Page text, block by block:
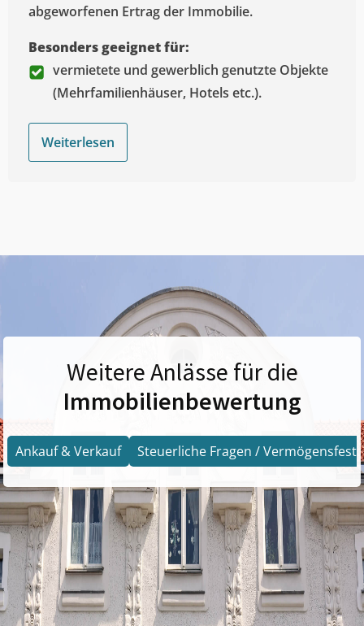
abgeworfenen Ertrag der Immobilie.
Besonders geeignet für:
vermietete und gewerblich genutzte Objekte
(Mehrfamilienhäuser, Hotels etc.).
Weiterlesen
Weitere Anlässe für die
Immobilienbewertung
Ankauf & Verkauf Steuerliche Fragen /